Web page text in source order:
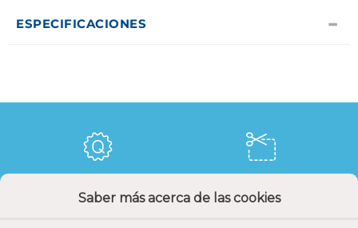
Saber más acerca de las cookies
ESPECIFICACIONES
Calidad y precio Descuentos